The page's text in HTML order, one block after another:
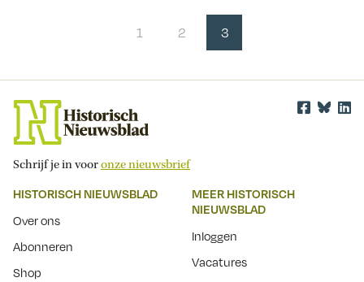
1 2 3
Schrijf je in vooronze nieuwsbrief
HISTORISCH NIEUWSBLAD
Over ons
Abonneren
Shop
MEER HISTORISCH
NIEUWSBLAD
Inloggen
Vacatures